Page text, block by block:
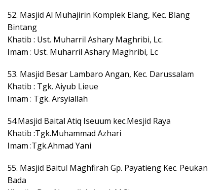
52. Masjid Al Muhajirin Komplek Elang, Kec. Blang
Bintang
Khatib : Ust. Muharril Ashary Maghribi, Lc.
Imam : Ust. Muharril Ashary Maghribi, Lc
53. Masjid Besar Lambaro Angan, Kec. Darussalam
Khatib : Tgk. Aiyub Lieue
Imam : Tgk. Arsyiallah
54.Masjid Baital Atiq Iseuum kec.Mesjid Raya
Khatib :Tgk.Muhammad Azhari
Imam :Tgk.Ahmad Yani
55. Masjid Baitul Maghfirah Gp. Payatieng Kec. Peukan
Bada